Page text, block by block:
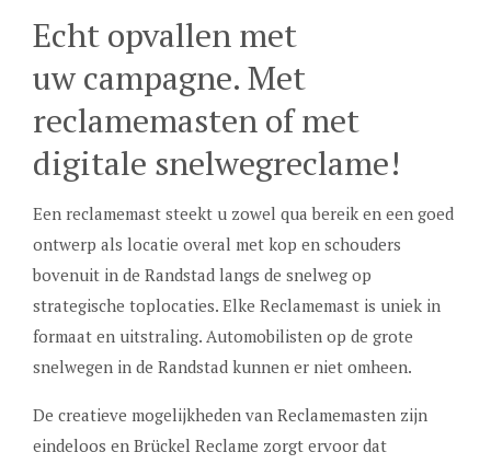
Echt opvallen met
uw campagne. Met
reclamemasten of met
digitale snelwegreclame!
Een reclamemast steekt u zowel qua bereik en een goed
ontwerp als locatie overal met kop en schouders
bovenuit in de Randstad langs de snelweg op
strategische toplocaties. Elke Reclamemast is uniek in
formaat en uitstraling. Automobilisten op de grote
snelwegen in de Randstad kunnen er niet omheen.
De creatieve mogelijkheden van Reclamemasten zijn
eindeloos en Brückel Reclame zorgt ervoor dat